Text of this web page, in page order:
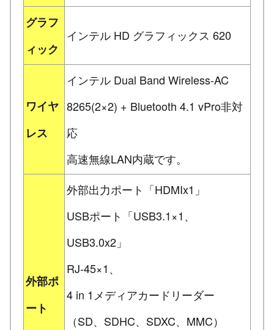
グラフ
ィック
インテル HD グラフィックス 620
ワイヤ
レス
インテル Dual Band Wireless-AC
8265(2×2) + Bluetooth 4.1 vPro非対
応
高速無線LAN内蔵です。
外部ポ
ート
外部出力ポート「HDMIx1」
USBポート「USB3.1×1、
USB3.0x2」
RJ-45×1、
4 in 1メディアカードリーダー
（SD、SDHC、SDXC、MMC）